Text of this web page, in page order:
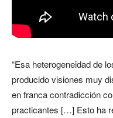
“Esa heterogeneidad de
producido visiones muy
en franca contradicción
practicantes […] Esto ha